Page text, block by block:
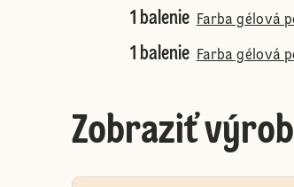
1 balenie Farba gélová
1 balenie Farba gélová
Zobraziť